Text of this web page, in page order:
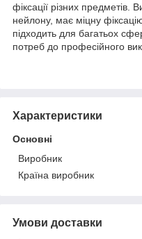
фіксації різних предметів.
нейлону, має міцну
підходить для багатьох
потреб до професійного
Характеристики
Основні
Виробник
Країна виробник
Умови доставки